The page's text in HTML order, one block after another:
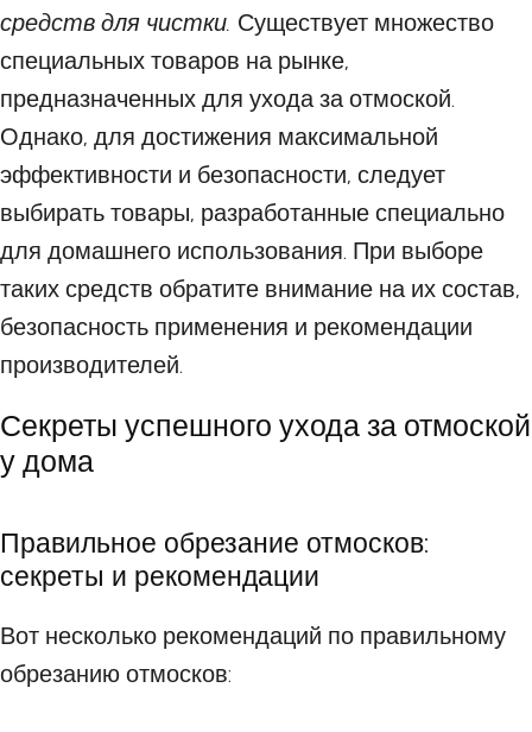
средств для чистки. Существует множество
специальных товаров на рынке,
предназначенных для ухода за отмоской.
Однако, для достижения максимальной
эффективности и безопасности, следует
выбирать товары, разработанные специально
для домашнего использования. При выборе
таких средств обратите внимание на их состав,
безопасность применения и рекомендации
производителей.
Секреты успешного ухода за отмоской
у дома
Правильное обрезание отмосков:
секреты и рекомендации
Вот несколько рекомендаций по правильному
обрезанию отмосков: